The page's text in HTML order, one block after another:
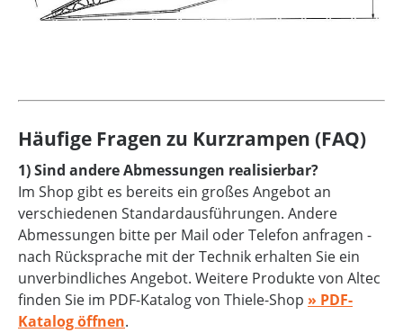
Häufige Fragen zu Kurzrampen (FAQ)
1) Sind andere Abmessungen realisierbar?
Im Shop gibt es bereits ein großes Angebot an
verschiedenen Standardausführungen. Andere
Abmessungen bitte per Mail oder Telefon anfragen -
nach Rücksprache mit der Technik erhalten Sie ein
unverbindliches Angebot. Weitere Produkte von Altec
finden Sie im PDF-Katalog von Thiele-Shop » PDF-
Katalog öffnen.